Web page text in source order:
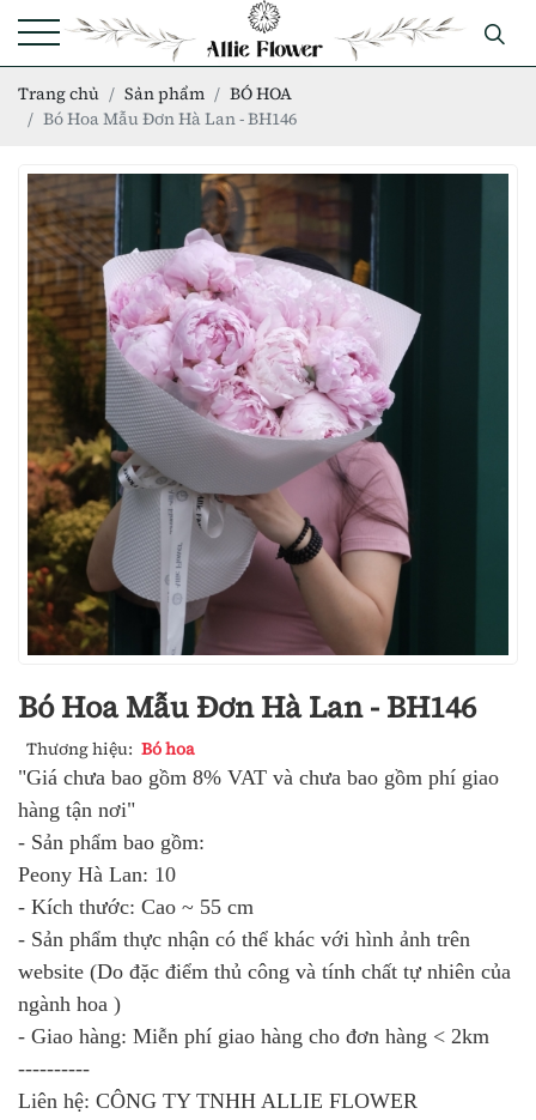
Trang chủ Sản phẩm
BÓ HOA
Bó Hoa Mẫu Đơn Hà Lan - BH146
Bó Hoa Mẫu Đơn Hà Lan - BH146
Thương hiệu: Bó hoa
"Giá chưa bao gồm 8% VAT và chưa bao gồm phí giao
hàng tận nơi"
- Sản phẩm bao gồm:
Peony Hà Lan: 10
- Kích thước: Cao ~ 55 cm
- Sản phẩm thực nhận có thể khác với hình ảnh trên
website (Do đặc điểm thủ công và tính chất tự nhiên của
ngành hoa )
- Giao hàng: Miễn phí giao hàng cho đơn hàng < 2km
----------
Liên hệ: CÔNG TY TNHH ALLIE FLOWER